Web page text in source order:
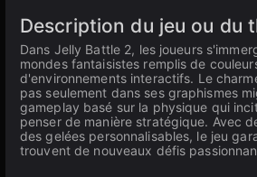
Description du jeu ou du
Dans Jelly Battle 2, les joueurs
mondes fantaisistes remplis de
d'environnements interactifs. Le
pas seulement dans ses graphismes
gameplay basé sur la physique qui
penser de manière stratégique. Avec
des gelées personnalisables, le jeu
trouvent de nouveaux défis